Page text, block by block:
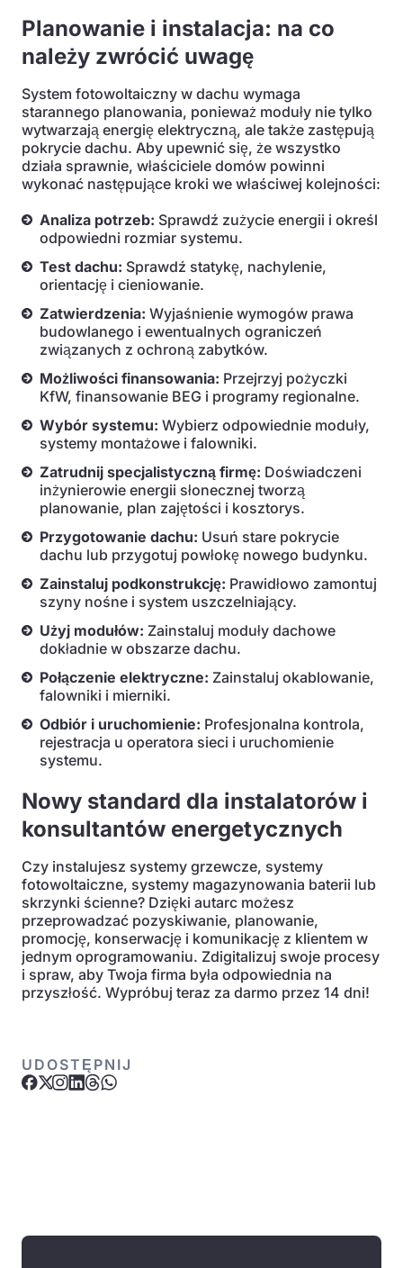
Planowanie i instalacja: na co
należy zwrócić uwagę
System fotowoltaiczny w dachu wymaga
starannego planowania, ponieważ moduły nie tylko
wytwarzają energię elektryczną, ale także zastępują
pokrycie dachu. Aby upewnić się, że wszystko
działa sprawnie, właściciele domów powinni
wykonać następujące kroki we właściwej kolejności:
Analiza potrzeb: Sprawdź zużycie energii i określ
odpowiedni rozmiar systemu.
Test dachu: Sprawdź statykę, nachylenie,
orientację i cieniowanie.
Zatwierdzenia: Wyjaśnienie wymogów prawa
budowlanego i ewentualnych ograniczeń
związanych z ochroną zabytków.
Możliwości finansowania: Przejrzyj pożyczki
KfW, finansowanie BEG i programy regionalne.
Wybór systemu: Wybierz odpowiednie moduły,
systemy montażowe i falowniki.
Zatrudnij specjalistyczną firmę: Doświadczeni
inżynierowie energii słonecznej tworzą
planowanie, plan zajętości i kosztorys.
Przygotowanie dachu: Usuń stare pokrycie
dachu lub przygotuj powłokę nowego budynku.
Zainstaluj podkonstrukcję: Prawidłowo zamontuj
szyny nośne i system uszczelniający.
Użyj modułów: Zainstaluj moduły dachowe
dokładnie w obszarze dachu.
Połączenie elektryczne: Zainstaluj okablowanie,
falowniki i mierniki.
Odbiór i uruchomienie: Profesjonalna kontrola,
rejestracja u operatora sieci i uruchomienie
systemu.
Nowy standard dla instalatorów i
konsultantów energetycznych
Czy instalujesz systemy grzewcze, systemy
fotowoltaiczne, systemy magazynowania baterii lub
skrzynki ścienne? Dzięki autarc możesz
przeprowadzać pozyskiwanie, planowanie,
promocję, konserwację i komunikację z klientem w
jednym oprogramowaniu. Zdigitalizuj swoje procesy
i spraw, aby Twoja firma była odpowiednia na
przyszłość. Wypróbuj teraz za darmo przez 14 dni!
UDOSTĘPNIJ